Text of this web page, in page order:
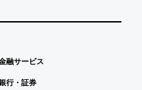
融サービス
行・証券